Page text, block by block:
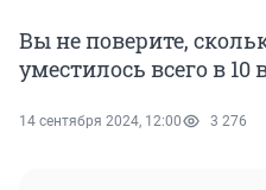
Вы не поверите,
уместилось всего в 10
14 сентября 2024, 12:00 3 276